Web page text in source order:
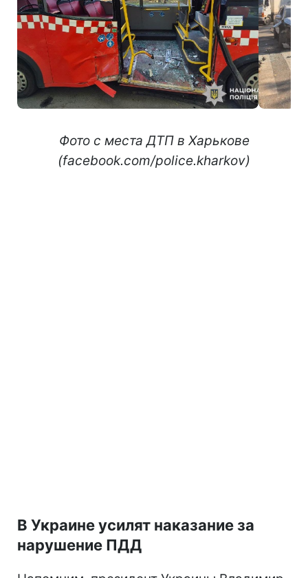
Фото с места ДТП в Харькове
(facebook.com/police.kharkov)
В Украине усилят наказание за
нарушение ПДД